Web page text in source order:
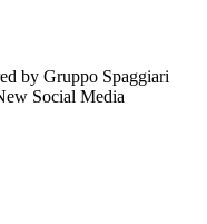
by Gruppo Spaggiari
Social Media